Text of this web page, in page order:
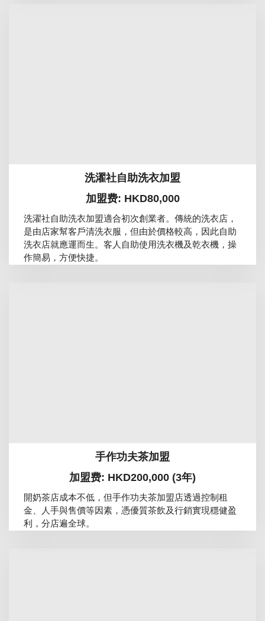
洗濯社自助洗衣加盟
加盟费: HKD80,000
洗濯社自助洗衣加盟適合初次創業者。傳統的洗衣店，
是由店家幫客戶清洗衣服，但由於價格較高，因此自助
洗衣店就應運而生。客人自助使用洗衣機及乾衣機，操
作簡易，方便快捷。
手作功夫茶加盟
加盟费: HKD200,000 (3年)
開奶茶店成本不低，但手作功夫茶加盟店透過控制租
金、人手與售價等因素，憑優質茶飲及行銷實現穩健盈
利，分店遍全球。